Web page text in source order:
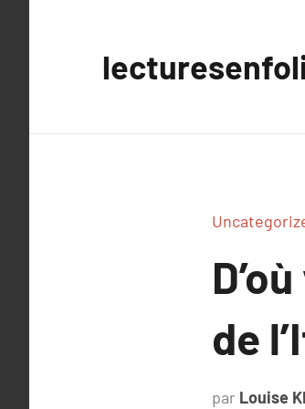
de
par Louise